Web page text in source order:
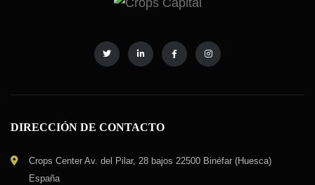
DIRECCIÓN DE CONTACTO
Crops Center Av. del Pilar, 28 bajos 22500 Binéfar (Huesca)
España